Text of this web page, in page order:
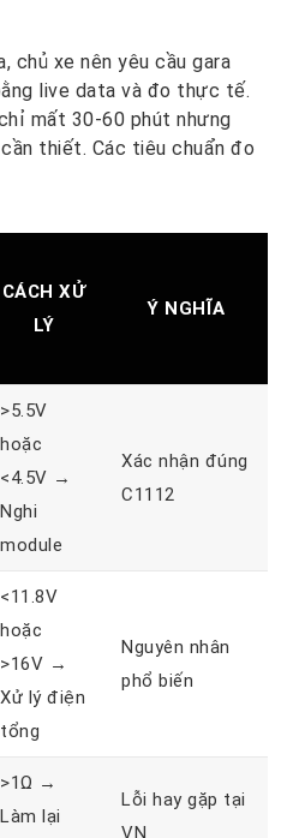
chủ xe nên yêu cầu gara
live data và đo thực tế.
mất 30-60 phút nhưng
thiết. Các tiêu chuẩn đo
CÁCH XỬ
LÝ
Ý NGHĨA
>5.5V
hoặc
<4.5V →
Nghi
module
Xác nhận đúng
C1112
<11.8V
hoặc
>16V →
Xử lý điện
tổng
Nguyên nhân
phổ biến
>1Ω →
Làm lại
Lỗi hay gặp tại
VN